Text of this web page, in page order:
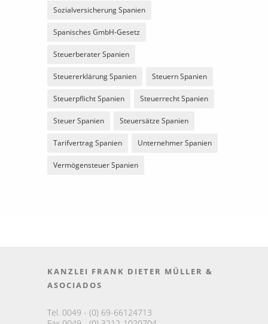
Sozialversicherung Spanien
Spanisches GmbH-Gesetz
Steuerberater Spanien
Steuererklärung Spanien Steuern Spanien
Steuerpflicht Spanien Steuerrecht Spanien
Steuer Spanien Steuersätze Spanien
Tarifvertrag Spanien Unternehmer Spanien
Vermögensteuer Spanien
KANZLEI FRANK DIETER MÜLLER &
ASOCIADOS
Tel. 0049 - (0) 69-66124713